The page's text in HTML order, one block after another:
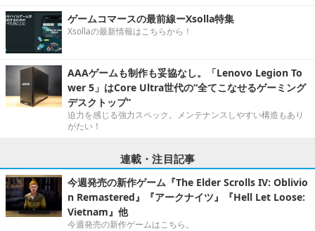
ゲームコマースの最前線ーXsolla特集
Xsollaの最新情報はこちらから！
AAAゲームも制作も妥協なし。「Lenovo Legion To
wer 5」はCore Ultra世代の“全てこなせるゲーミング
デスクトップ”
迫力を感じる強力スペック。メンテナンスしやすい構造もあり
がたい！
連載・注目記事
今週発売の新作ゲーム『The Elder Scrolls IV: Oblivio
n Remastered』『アークナイツ』『Hell Let Loose:
Vietnam』他
今週発売の新作ゲームはこちら。